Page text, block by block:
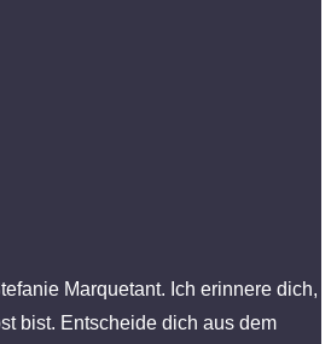
Marquetant. Ich erinnere dich,
bist. Entscheide dich aus dem